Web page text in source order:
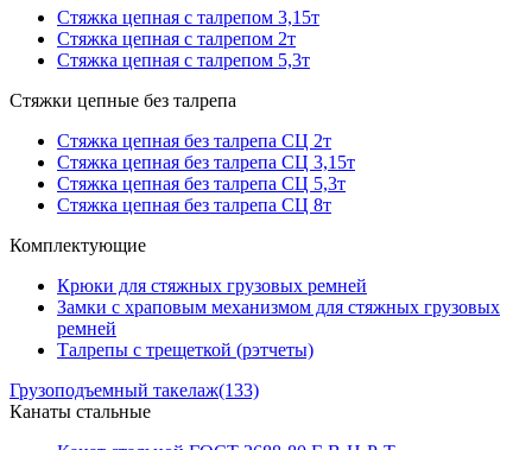
Стяжка цепная с талрепом 3,15т
Стяжка цепная с талрепом 2т
Стяжка цепная с талрепом 5,3т
Стяжки цепные без талрепа
Стяжка цепная без талрепа СЦ 2т
Стяжка цепная без талрепа СЦ 3,15т
Стяжка цепная без талрепа СЦ 5,3т
Стяжка цепная без талрепа СЦ 8т
Комплектующие
Крюки для стяжных грузовых ремней
Замки с храповым механизмом для стяжных грузовых
ремней
Талрепы с трещеткой (рэтчеты)
Грузоподъемный такелаж(133)
Канаты стальные